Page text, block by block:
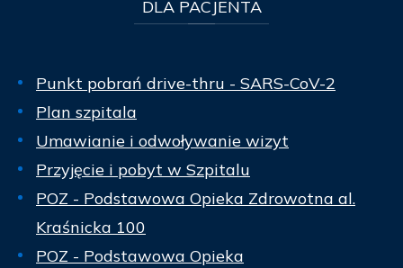
DLAPACJENTA
Punkt pobrań drive-thru - SARS-CoV-2
Plan szpitala
Umawianie i odwoływanie wizyt
Przyjęcie i pobyt w Szpitalu
POZ - Podstawowa Opieka Zdrowotna al.
Kraśnicka 100
POZ - Podstawowa Opieka